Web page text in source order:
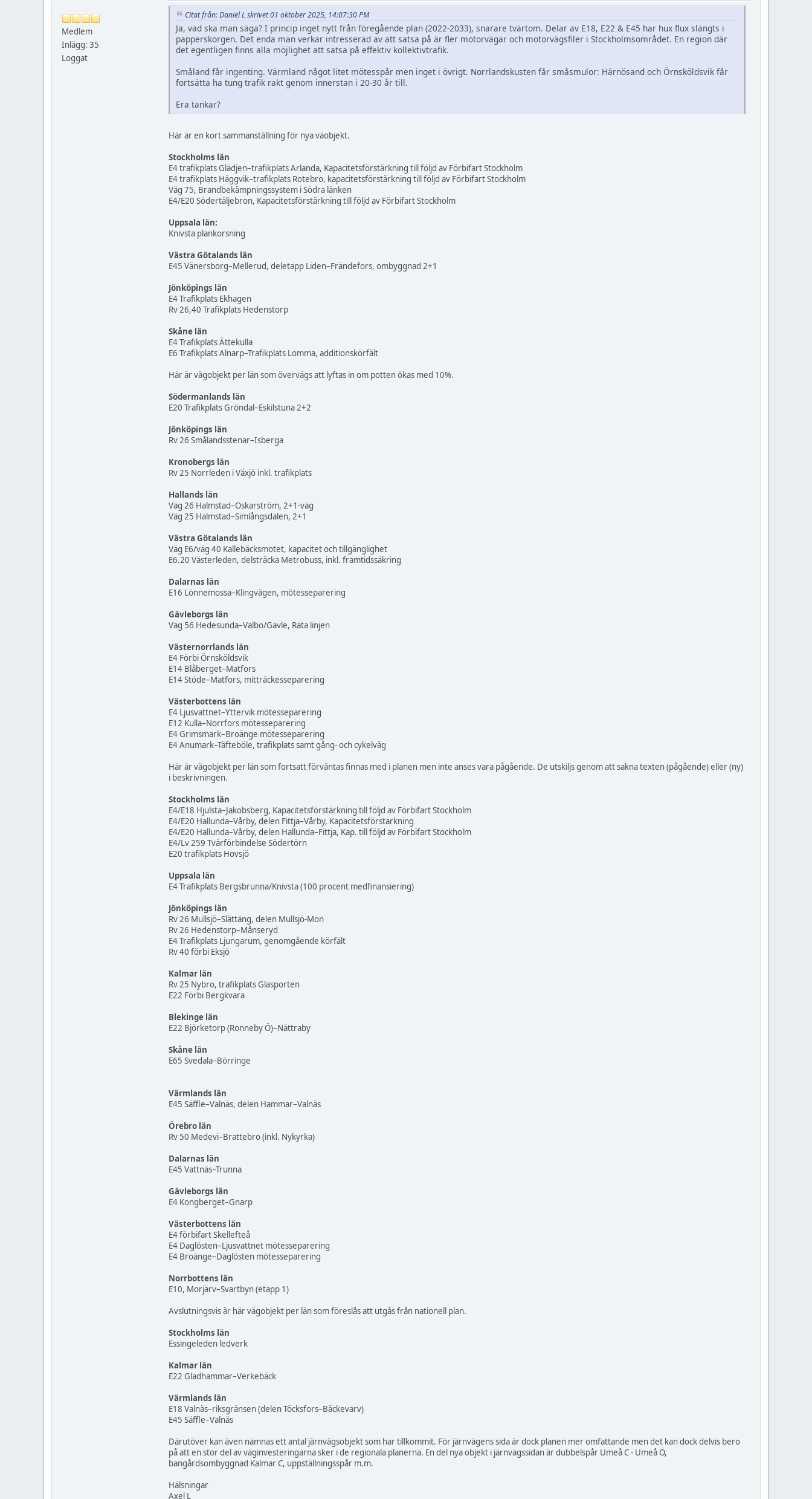
Medlem
Inlägg: 35
Loggat
Citat från: Daniel L skrivet 01 oktober 2025, 14:07:30 PM
Ja, vad ska man säga? I princip inget nytt från föregående plan (2022-2033), snarare tvärtom. Delar av E18, E22 & E45 har hux flux slängts i
papperskorgen. Det enda man verkar intresserad av att satsa på är fler motorvägar och motorvägsfiler i Stockholmsområdet. En region där
det egentligen finns alla möjlighet att satsa på effektiv kollektivtrafik.
Småland får ingenting. Värmland något litet mötesspår men inget i övrigt. Norrlandskusten får småsmulor: Härnösand och Örnsköldsvik får
fortsätta ha tung trafik rakt genom innerstan i 20-30 år till.
Era tankar?
Här är en kort sammanställning för nya väobjekt.
Stockholms län
E4 trafikplats Glädjen–trafikplats Arlanda, Kapacitetsförstärkning till följd av Förbifart Stockholm
E4 trafikplats Häggvik–trafikplats Rotebro, kapacitetsförstärkning till följd av Förbifart Stockholm
Väg 75, Brandbekämpningssystem i Södra länken
E4/E20 Södertäljebron, Kapacitetsförstärkning till följd av Förbifart Stockholm
Uppsala län:
Knivsta plankorsning
Västra Götalands län
E45 Vänersborg–Mellerud, deletapp Liden–Frändefors, ombyggnad 2+1
Jönköpings län
E4 Trafikplats Ekhagen
Rv 26,40 Trafikplats Hedenstorp
Skåne län
E4 Trafikplats Ättekulla
E6 Trafikplats Alnarp–Trafikplats Lomma, additionskörfält
Här är vägobjekt per län som övervägs att lyftas in om potten ökas med 10%.
Södermanlands län
E20 Trafikplats Gröndal–Eskilstuna 2+2
Jönköpings län
Rv 26 Smålandsstenar–Isberga
Kronobergs län
Rv 25 Norrleden i Växjö inkl. trafikplats
Hallands län
Väg 26 Halmstad–Oskarström, 2+1-väg
Väg 25 Halmstad–Simlångsdalen, 2+1
Västra Götalands län
Väg E6/väg 40 Kallebäcksmotet, kapacitet och tillgänglighet
E6.20 Västerleden, delsträcka Metrobuss, inkl. framtidssäkring
Dalarnas län
E16 Lönnemossa–Klingvägen, mötesseparering
Gävleborgs län
Väg 56 Hedesunda–Valbo/Gävle, Räta linjen
Västernorrlands län
E4 Förbi Örnsköldsvik
E14 Blåberget–Matfors
E14 Stöde–Matfors, mitträckesseparering
Västerbottens län
E4 Ljusvattnet–Yttervik mötesseparering
E12 Kulla–Norrfors mötesseparering
E4 Grimsmark–Broänge mötesseparering
E4 Anumark–Täfteböle, trafikplats samt gång- och cykelväg
Här är vägobjekt per län som fortsatt förväntas finnas med i planen men inte anses vara pågående. De utskiljs genom att sakna texten (pågående) eller (ny)
i beskrivningen.
Stockholms län
E4/E18 Hjulsta–Jakobsberg, Kapacitetsförstärkning till följd av Förbifart Stockholm
E4/E20 Hallunda–Vårby, delen Fittja–Vårby, Kapacitetsförstärkning
E4/E20 Hallunda–Vårby, delen Hallunda–Fittja, Kap. till följd av Förbifart Stockholm
E4/Lv 259 Tvärförbindelse Södertörn
E20 trafikplats Hovsjö
Uppsala län
E4 Trafikplats Bergsbrunna/Knivsta (100 procent medfinansiering)
Jönköpings län
Rv 26 Mullsjö–Slättäng, delen Mullsjö-Mon
Rv 26 Hedenstorp–Månseryd
E4 Trafikplats Ljungarum, genomgående körfält
Rv 40 förbi Eksjö
Kalmar län
Rv 25 Nybro, trafikplats Glasporten
E22 Förbi Bergkvara
Blekinge län
E22 Björketorp (Ronneby Ö)–Nättraby
Skåne län
E65 Svedala–Börringe
Värmlands län
E45 Säffle–Valnäs, delen Hammar–Valnäs
Örebro län
Rv 50 Medevi–Brattebro (inkl. Nykyrka)
Dalarnas län
E45 Vattnäs–Trunna
Gävleborgs län
E4 Kongberget–Gnarp
Västerbottens län
E4 förbifart Skellefteå
E4 Daglösten–Ljusvattnet mötesseparering
E4 Broänge–Daglösten mötesseparering
Norrbottens län
E10, Morjärv–Svartbyn (etapp 1)
Avslutningsvis är här vägobjekt per län som föreslås att utgås från nationell plan.
Stockholms län
Essingeleden ledverk
Kalmar län
E22 Gladhammar–Verkebäck
Värmlands län
E18 Valnäs–riksgränsen (delen Töcksfors–Bäckevarv)
E45 Säffle–Valnäs
Därutöver kan även nämnas ett antal järnvägsobjekt som har tillkommit. För järnvägens sida är dock planen mer omfattande men det kan dock delvis bero
på att en stor del av väginvesteringarna sker i de regionala planerna. En del nya objekt i järnvägssidan är dubbelspår Umeå C - Umeå Ö,
bangårdsombyggnad Kalmar C, uppställningsspår m.m.
Hälsningar
Axel L